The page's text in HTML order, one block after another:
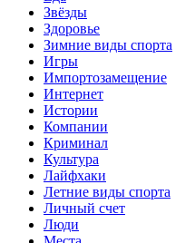
Звёзды
Здоровье
Зимние виды спорта
Игры
Импортозамещение
Интернет
Истории
Компании
Криминал
Культура
Лайфхаки
Летние виды спорта
Личный счет
Люди